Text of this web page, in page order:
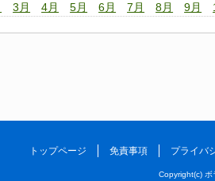
3月 4月 5月 6月 7月 8月 9月
トップページ 免責事項 プライバ
Copyright(c)